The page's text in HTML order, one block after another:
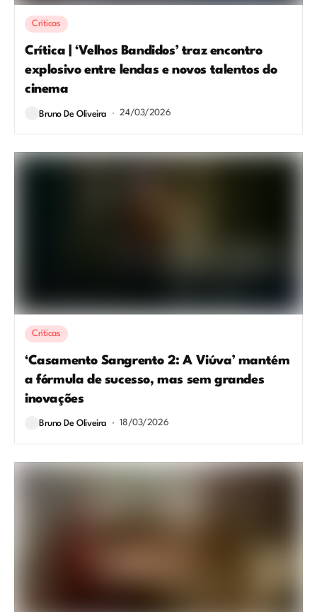
Críticas
Crítica | ‘Velhos Bandidos’ traz encontro
explosivo entre lendas e novos talentos do
cinema
Bruno De Oliveira 24/03/2026
Críticas
‘Casamento Sangrento 2: A Viúva’ mantém
a fórmula de sucesso, mas sem grandes
inovações
Bruno De Oliveira 18/03/2026